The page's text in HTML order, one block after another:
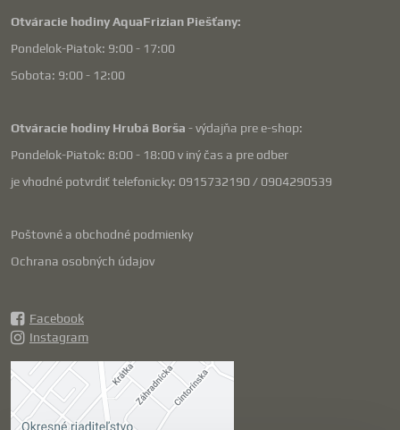
Otváracie hodiny AquaFrizian Piešťany:
Pondelok-Piatok: 9:00 - 17:00
Sobota: 9:00 - 12:00
Otváracie hodiny Hrubá Borša - výdajňa pre e-shop:
Pondelok-Piatok: 8:00 - 18:00 v iný čas a pre odber
je vhodné potvrdiť telefonicky: 0915732190 / 0904290539
Poštovné a obchodné podmienky
Ochrana osobných údajov
Facebook
Instagram
Externý obsah je